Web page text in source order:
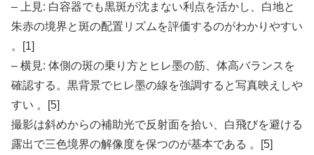
– 上見: 白容器でも黒斑が沈まない利点を活かし、白地と
朱赤の境界と斑の配置リズムを評価するのがわかりやすい
。[1]
– 横見: 体側の斑の乗り方とヒレ墨の筋、体高バランスを
確認する。黒背景でヒレ墨の線を強調すると写真映えしや
すい 。[5]
撮影は斜めからの補助光で反射面を拾い、白飛びを避ける
露出で三色境界の解像度を保つのが基本である 。[5]